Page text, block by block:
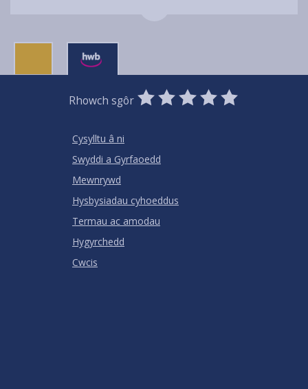
Rhowch sgôr
0
Stars
1
Star
2
Stars
3
Stars
4
Stars
5
Stars
Cysylltu â ni
Swyddi a Gyrfaoedd
Mewnrywd
Hysbysiadau cyhoeddus
Termau ac amodau
Hygyrchedd
Cwcis